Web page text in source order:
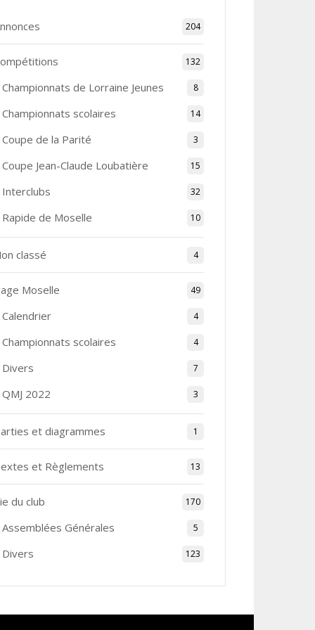
204
132
Championnats de Lorraine Jeunes 8
Championnats scolaires 14
Coupe de la Parité 3
Coupe Jean-Claude Loubatière 15
Interclubs 32
Rapide de Moselle 10
classé 4
Moselle 49
Calendrier 4
Championnats scolaires 4
Divers 7
QMJ 2022 3
et diagrammes 1
et Règlements 13
du club 170
Assemblées Générales 5
Divers 123